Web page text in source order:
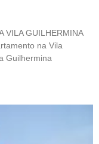
VILA GUILHERMINA
na Vila
Guilhermina